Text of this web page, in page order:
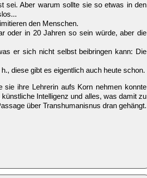
sei. Aber warum sollte sie so etwas in den
den Menschen.
oder in 20 Jahren so sein würde, aber die
er sich nicht selbst beibringen kann: Die
diese gibt es eigentlich auch heute schon.
sie ihre Lehrerin aufs Korn nehmen konnte
Intelligenz und alles, was damit zu
über Transhumanisnus dran gehängt.